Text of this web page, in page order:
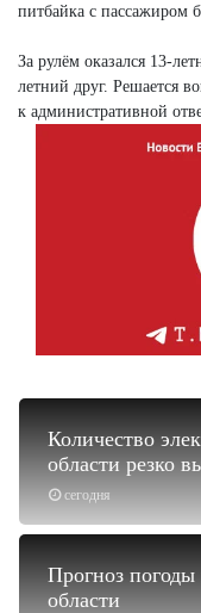
питбайка с пассажиром
За рулём оказался 13-
летний друг. Решается
к административной
сегодня
Количество
области резко
Прогноз погоды
области